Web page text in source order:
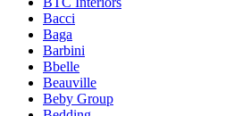
Bacci
Baga
Barbini
Bbelle
Beauville
Beby Group